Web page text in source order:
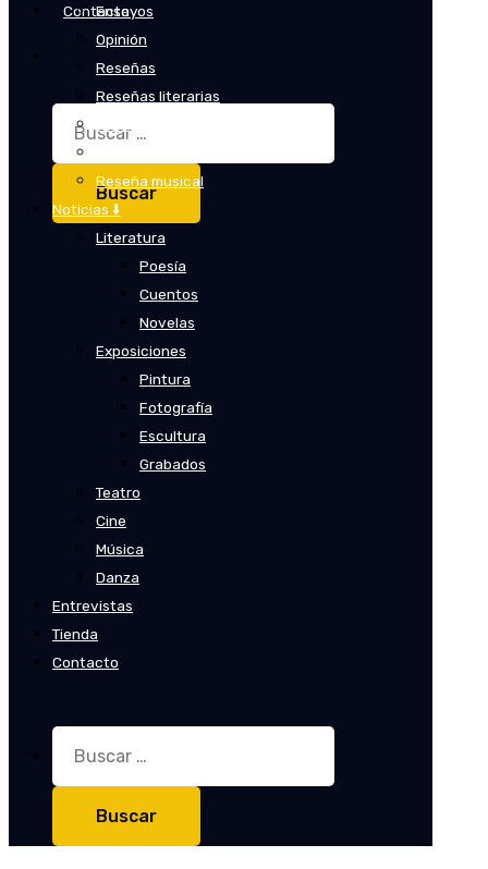
Contacto
Buscar:
Ensayos
Opinión
Reseñas
Reseñas literarias
Reseña musical
Noticias ⬇️
Literatura
Poesía
Cuentos
Novelas
Exposiciones
Pintura
Fotografía
Escultura
Grabados
Teatro
Cine
Música
Danza
Entrevistas
Tienda
Contacto
Buscar: